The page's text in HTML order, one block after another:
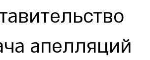
апелляций